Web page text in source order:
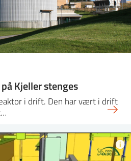
Kjeller stenges
i drift. Den har vært i drift